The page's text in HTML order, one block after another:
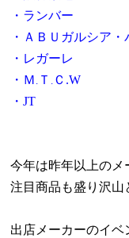
・ランバー
・ＡＢＵガルシア・
・レガーレ
・Ｍ . Ｔ . Ｃ .W
・JT
今年は昨年以上のメ
注目商品も盛り沢山
出店メーカーのイベ